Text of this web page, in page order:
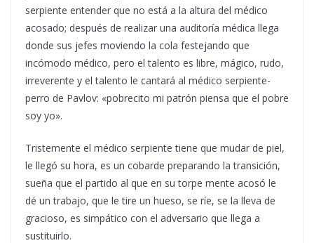
serpiente entender que no está a la altura del médico
acosado; después de realizar una auditoría médica llega
donde sus jefes moviendo la cola festejando que
incómodo médico, pero el talento es libre, mágico, rudo,
irreverente y el talento le cantará al médico serpiente-
perro de Pavlov: «pobrecito mi patrón piensa que el pobre
soy yo».
Tristemente el médico serpiente tiene que mudar de piel,
le llegó su hora, es un cobarde preparando la transición,
sueña que el partido al que en su torpe mente acosó le
dé un trabajo, que le tire un hueso, se ríe, se la lleva de
gracioso, es simpático con el adversario que llega a
sustituirlo.